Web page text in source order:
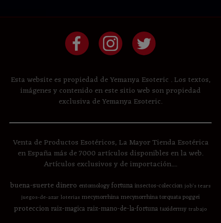
Esta website es propiedad de Yemanya Esoteric . Los textos,
imágenes y contenido en este sitio web son propiedad
exclusiva de Yemanya Esoteric.
Venta de Productos Esotéricos, La Mayor Tienda Esotérica
en España más de 7000 artículos disponibles en la web.
Artículos exclusivos y de importación....
buena-suertedinero entomologyfortunainsectos-coleccion job's tears
juegos-de-azar loterias mecynorrhinamecynorrhina torquata poggei
proteccion raiz-magica raiz-mano-de-la-fortunataxidermy trabajo